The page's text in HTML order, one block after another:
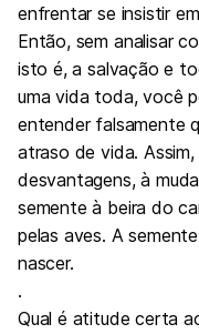
enfrentar se insistir
Então, sem analisar
isto é, a salvação e
uma vida toda, você
entender falsamente
atraso de vida.
desvantagens, à
semente à beira do
pelas aves. A
nascer.
.
Qual é atitude certa